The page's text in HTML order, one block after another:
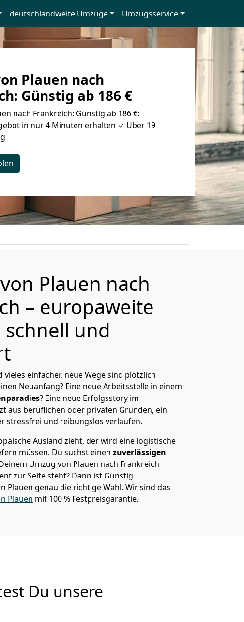
deutschlandweite Umzüge Umzugsservice
Plauen nach
Günstig ab 186 €
nach Frankreich: Günstig ab 186 €:
in nur 4 Minuten erhalten ✓ Über 19
Plauen nach
– europaweite
und
vieles einfacher, neue Wege sind plötzlich
Neuanfang? Eine neue Arbeitsstelle in einem
? Eine neue Erfolgsstory im
aus beruflichen oder privaten Gründen, ein
stressfrei und reibungslos verlaufen.
Ausland zieht, der wird eine logistische
müssen. Du suchst einen zuverlässigen
Umzug von Plauen nach Frankreich
zur Seite steht? Dann ist Günstig
Plauen genau die richtige Wahl. Wir sind das
Plauen mit 100 % Festpreisgarantie.
Du unsere